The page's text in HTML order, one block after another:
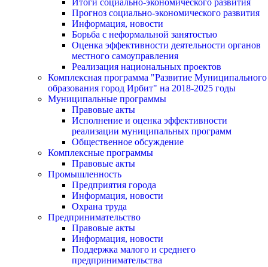
Итоги социально-экономического развития
Прогноз социально-экономического развития
Информация, новости
Борьба с неформальной занятостью
Оценка эффективности деятельности органов
местного самоуправления
Реализация национальных проектов
Комплексная программа "Развитие Муниципального
образования город Ирбит" на 2018-2025 годы
Муниципальные программы
Правовые акты
Исполнение и оценка эффективности
реализации муниципальных программ
Общественное обсуждение
Комплексные программы
Правовые акты
Промышленность
Предприятия города
Информация, новости
Охрана труда
Предпринимательство
Правовые акты
Информация, новости
Поддержка малого и среднего
предпринимательства